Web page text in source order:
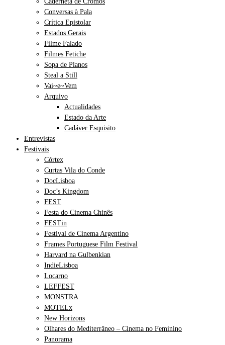
Conversas à Pala
Crítica Epistolar
Estados Gerais
Filme Falado
Filmes Fetiche
Sopa de Planos
Steal a Still
Vai~e~Vem
Arquivo
Actualidades
Estado da Arte
Cadáver Esquisito
Entrevistas
Festivais
Córtex
Curtas Vila do Conde
DocLisboa
Doc’s Kingdom
FEST
Festa do Cinema Chinês
FESTin
Festival de Cinema Argentino
Frames Portuguese Film Festival
Harvard na Gulbenkian
IndieLisboa
Locarno
LEFFEST
MONSTRA
MOTELx
New Horizons
Olhares do Mediterrâneo – Cinema no Feminino
Panorama